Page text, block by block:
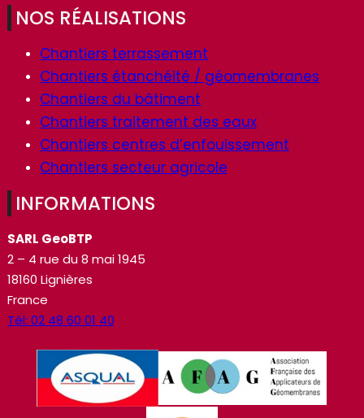
NOS RÉALISATIONS
Chantiers terrassement
Chantiers étanchéité / géomembranes
Chantiers du bâtiment
Chantiers traitement des eaux
Chantiers centres d’enfouissement
Chantiers secteur agricole
INFORMATIONS
SARL GeoBTP
2 – 4 rue du 8 mai 1945
18160 Lignières
France
Tél: 02 48 60 01 40